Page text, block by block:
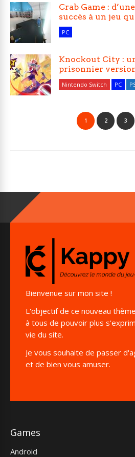
Crab Game :
succès à un jeu
PC
Knockout City :
prisonnier
Nintendo Switch PC
1 2 3
Bienvenue sur mon site !
L'objectif de ce nouveau
à tous de pouvoir plus
vie du site.
Je vous souhaite de passer
et de bien vous amuser.
Games
Android